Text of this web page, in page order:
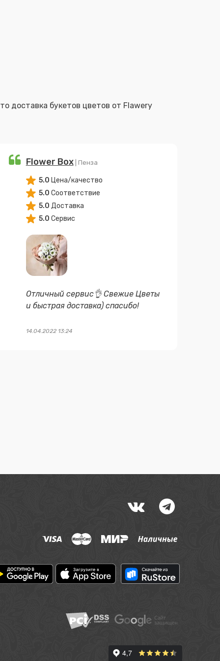
Flower Box| Пенза
5.0 Цена/качество
5.0 Соответствие
5.0 Доставка
5.0 Сервис
Отличный сервис👌 Свежие Цветы
и быстрая доставка) спасибо!
14.04.2022 13:24